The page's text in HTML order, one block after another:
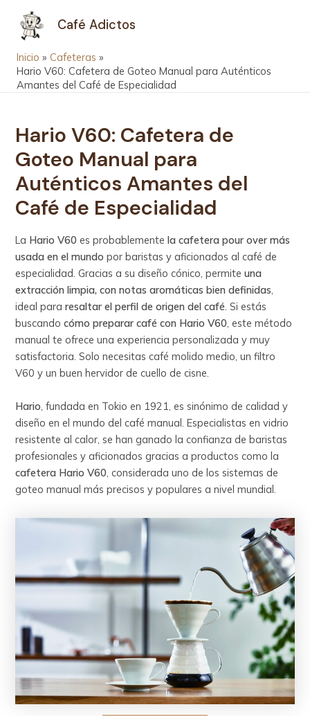
contenido
Café Adictos
Inicio
Cafeteras
Hario V60: Cafetera de Goteo Manual para Auténticos
Amantes del Café de Especialidad
Hario V60: Cafetera de
Goteo Manual para
Auténticos Amantes del
Café de Especialidad
La Hario V60 es probablementela cafetera pour over más
usada en el mundo por baristas y aficionados al café de
especialidad. Gracias a su diseño cónico, permiteuna
extracción limpia, con notas aromáticas bien definidas,
ideal pararesaltar el perfil de origen del café. Si estás
buscandocómo preparar café con Hario V60, este método
manual te ofrece una experiencia personalizada y muy
satisfactoria. Solo necesitas café molido medio, un filtro
V60 y un buen hervidor de cuello de cisne.
Hario , fundada en Tokio en 1921, es sinónimo de calidad y
diseño en el mundo del café manual. Especialistas en vidrio
resistente al calor, se han ganado la confianza de baristas
profesionales y aficionados gracias a productos como la
cafetera Hario V60 , considerada uno de los sistemas de
goteo manual más precisos y populares a nivel mundial.
entradas